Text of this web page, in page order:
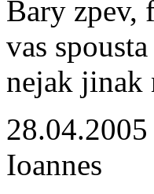
Bary zpev,
vas
nejak jinak
Ioannes